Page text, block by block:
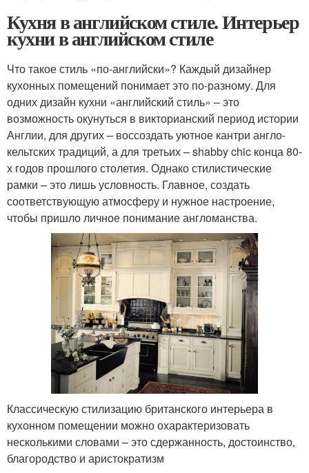
Кухня в английском стиле. Интерьер
кухни в английском стиле
Что такое стиль «по-английски»? Каждый дизайнер
кухонных помещений понимает это по-разному. Для
одних дизайн кухни «английский стиль» – это
возможность окунуться в викторианский период истории
Англии, для других – воссоздать уютное кантри англо-
кельтских традиций, а для третьих – shabby chic конца 80-
х годов прошлого столетия. Однако стилистические
рамки – это лишь условность. Главное, создать
соответствующую атмосферу и нужное настроение,
чтобы пришло личное понимание англоманства.
Классическую стилизацию британского интерьера в
кухонном помещении можно охарактеризовать
несколькими словами – это сдержанность, достоинство,
благородство и аристократизм